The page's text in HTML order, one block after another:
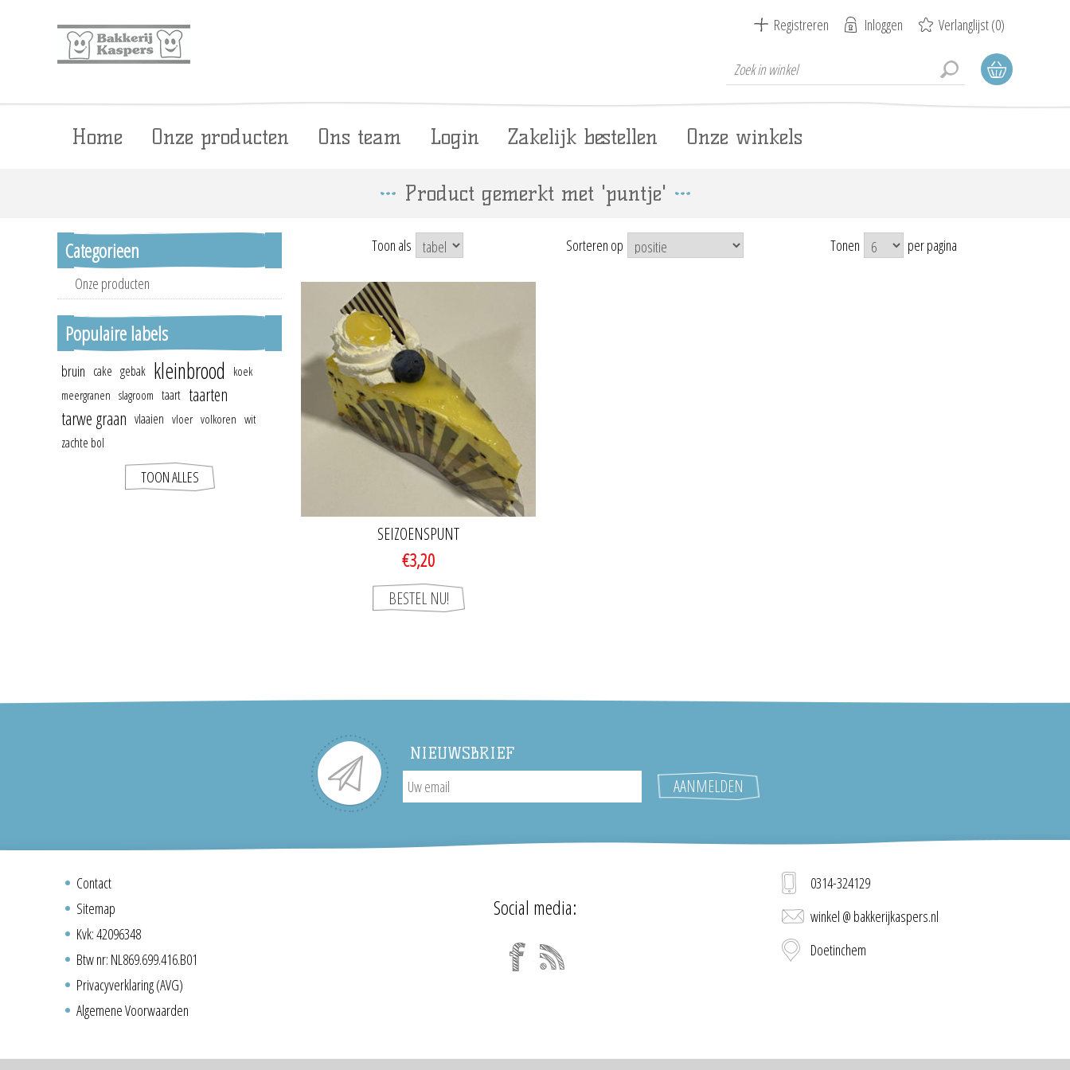
Registreren Inloggen Verlanglijst(0)
Home Onze producten Ons team Login Zakelijk bestellen Onze winkels
Product gemerkt met 'puntje'
Toon als Sorteren op Tonen per pagina
SEIZOENSPUNT
€3,20
Categorieen
Onze producten
Populaire labels
bruin cake gebak kleinbrood
koek
meergranen slagroom taart taarten
tarwe graan vlaaien vloer volkoren wit
zachte bol
TOON ALLES
NIEUWSBRIEF
Contact
Sitemap
Kvk: 42096348
Btw nr: NL869.699.416.B01
Privacyverklaring (AVG)
Algemene Voorwaarden
Social media:
0314-324129
winkel @ bakkerijkaspers.nl
Doetinchem